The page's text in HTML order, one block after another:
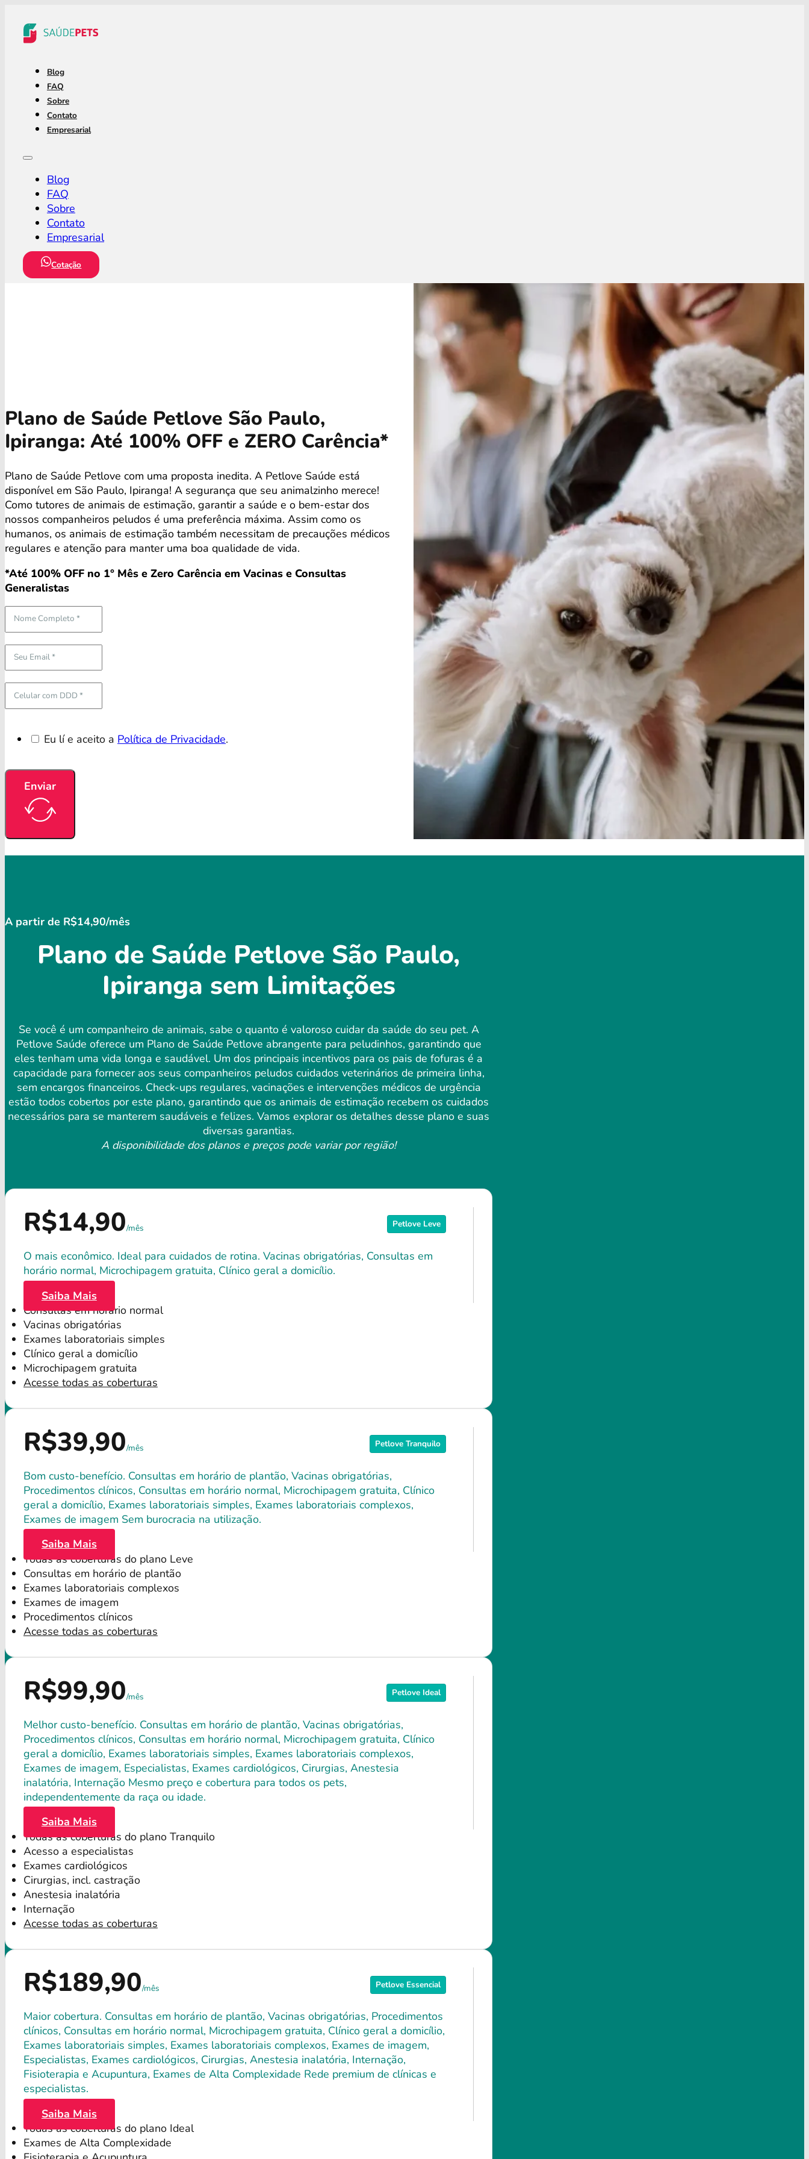
Blog
FAQ
Sobre
Contato
Empresarial
Blog
FAQ
Sobre
Contato
Empresarial
Cotação
Plano de Saúde Petlove São Paulo,
Ipiranga: Até 100% OFF e ZERO Carência*
Plano de Saúde Petlove com uma proposta inedita. A Petlove Saúde está
disponível em São Paulo, Ipiranga! A segurança que seu animalzinho merece!
Como tutores de animais de estimação, garantir a saúde e o bem-estar dos
nossos companheiros peludos é uma preferência máxima. Assim como os
humanos, os animais de estimação também necessitam de precauções médicos
regulares e atenção para manter uma boa qualidade de vida.
*Até 100% OFF no 1° Mês e Zero Carência em Vacinas e Consultas
Generalistas
Eu lí e aceito a Política de Privacidade.
Enviar
A partir de R$14,90/mês
Plano de Saúde Petlove São Paulo,
Ipiranga sem Limitações
Se você é um companheiro de animais, sabe o quanto é valoroso cuidar da saúde do seu pet. A
Petlove Saúde oferece um Plano de Saúde Petlove abrangente para peludinhos, garantindo que
eles tenham uma vida longa e saudável. Um dos principais incentivos para os pais de fofuras é a
capacidade para fornecer aos seus companheiros peludos cuidados veterinários de primeira linha,
sem encargos financeiros. Check-ups regulares, vacinações e intervenções médicos de urgência
estão todos cobertos por este plano, garantindo que os animais de estimação recebem os cuidados
necessários para se manterem saudáveis ​​e felizes. Vamos explorar os detalhes desse plano e suas
diversas garantias.
A disponibilidade dos planos e preços pode variar por região!
Petlove Leve
R$14,90/mês
O mais econômico. Ideal para cuidados de rotina. Vacinas obrigatórias, Consultas em
horário normal, Microchipagem gratuita, Clínico geral a domicílio.
Saiba Mais
Consultas em horário normal
Vacinas obrigatórias
Exames laboratoriais simples
Clínico geral a domicílio
Microchipagem gratuita
Acesse todas as coberturas
Petlove Tranquilo
R$39,90/mês
Bom custo-benefício. Consultas em horário de plantão, Vacinas obrigatórias,
Procedimentos clínicos, Consultas em horário normal, Microchipagem gratuita, Clínico
geral a domicílio, Exames laboratoriais simples, Exames laboratoriais complexos,
Exames de imagem Sem burocracia na utilização.
Saiba Mais
Todas as coberturas do plano Leve
Consultas em horário de plantão
Exames laboratoriais complexos
Exames de imagem
Procedimentos clínicos
Acesse todas as coberturas
Petlove Ideal
R$99,90/mês
Melhor custo-benefício. Consultas em horário de plantão, Vacinas obrigatórias,
Procedimentos clínicos, Consultas em horário normal, Microchipagem gratuita, Clínico
geral a domicílio, Exames laboratoriais simples, Exames laboratoriais complexos,
Exames de imagem, Especialistas, Exames cardiológicos, Cirurgias, Anestesia
inalatória, Internação Mesmo preço e cobertura para todos os pets,
independentemente da raça ou idade.
Saiba Mais
Todas as coberturas do plano Tranquilo
Acesso a especialistas
Exames cardiológicos
Cirurgias, incl. castração
Anestesia inalatória
Internação
Acesse todas as coberturas
Petlove Essencial
R$189,90/mês
Maior cobertura. Consultas em horário de plantão, Vacinas obrigatórias, Procedimentos
clínicos, Consultas em horário normal, Microchipagem gratuita, Clínico geral a domicílio,
Exames laboratoriais simples, Exames laboratoriais complexos, Exames de imagem,
Especialistas, Exames cardiológicos, Cirurgias, Anestesia inalatória, Internação,
Fisioterapia e Acupuntura, Exames de Alta Complexidade Rede premium de clínicas e
especialistas.
Saiba Mais
Todas as coberturas do plano Ideal
Exames de Alta Complexidade